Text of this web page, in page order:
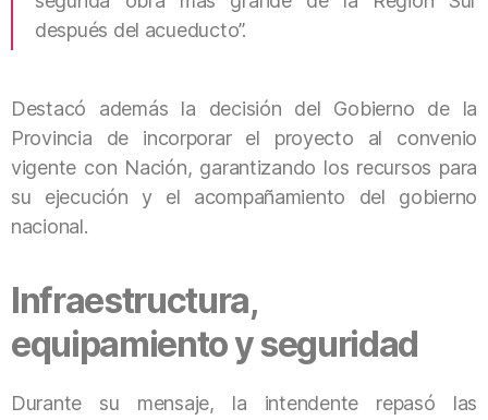
después del acueducto”.
Destacó además la decisión del Gobierno de la
Provincia de incorporar el proyecto al convenio
vigente con Nación, garantizando los recursos para
su ejecución y el acompañamiento del gobierno
nacional.
Infraestructura,
equipamiento y seguridad
Durante su mensaje, la intendente repasó las